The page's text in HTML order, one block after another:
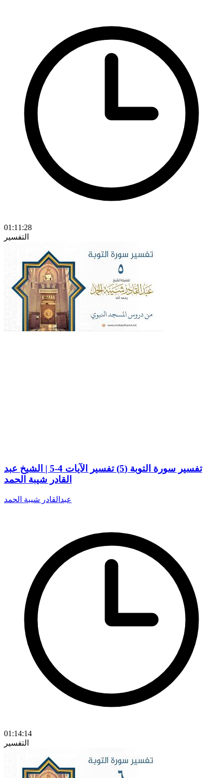
01:11:28
التفسير
تفسير سورة التوبة (5) تفسير الآيات 4-5 | الشيخ عبد
القادر شيبة الحمد
عبدالقادر شيبة الحمد
01:14:14
التفسير